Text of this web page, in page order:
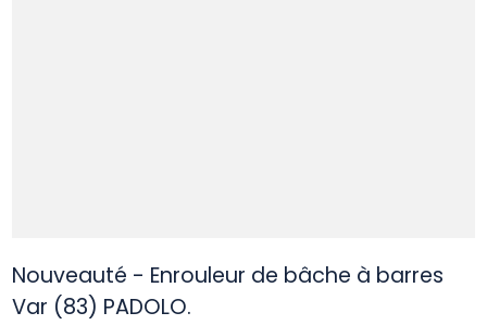
Nouveauté - Enrouleur de bâche à barres
Var (83) PADOLO.